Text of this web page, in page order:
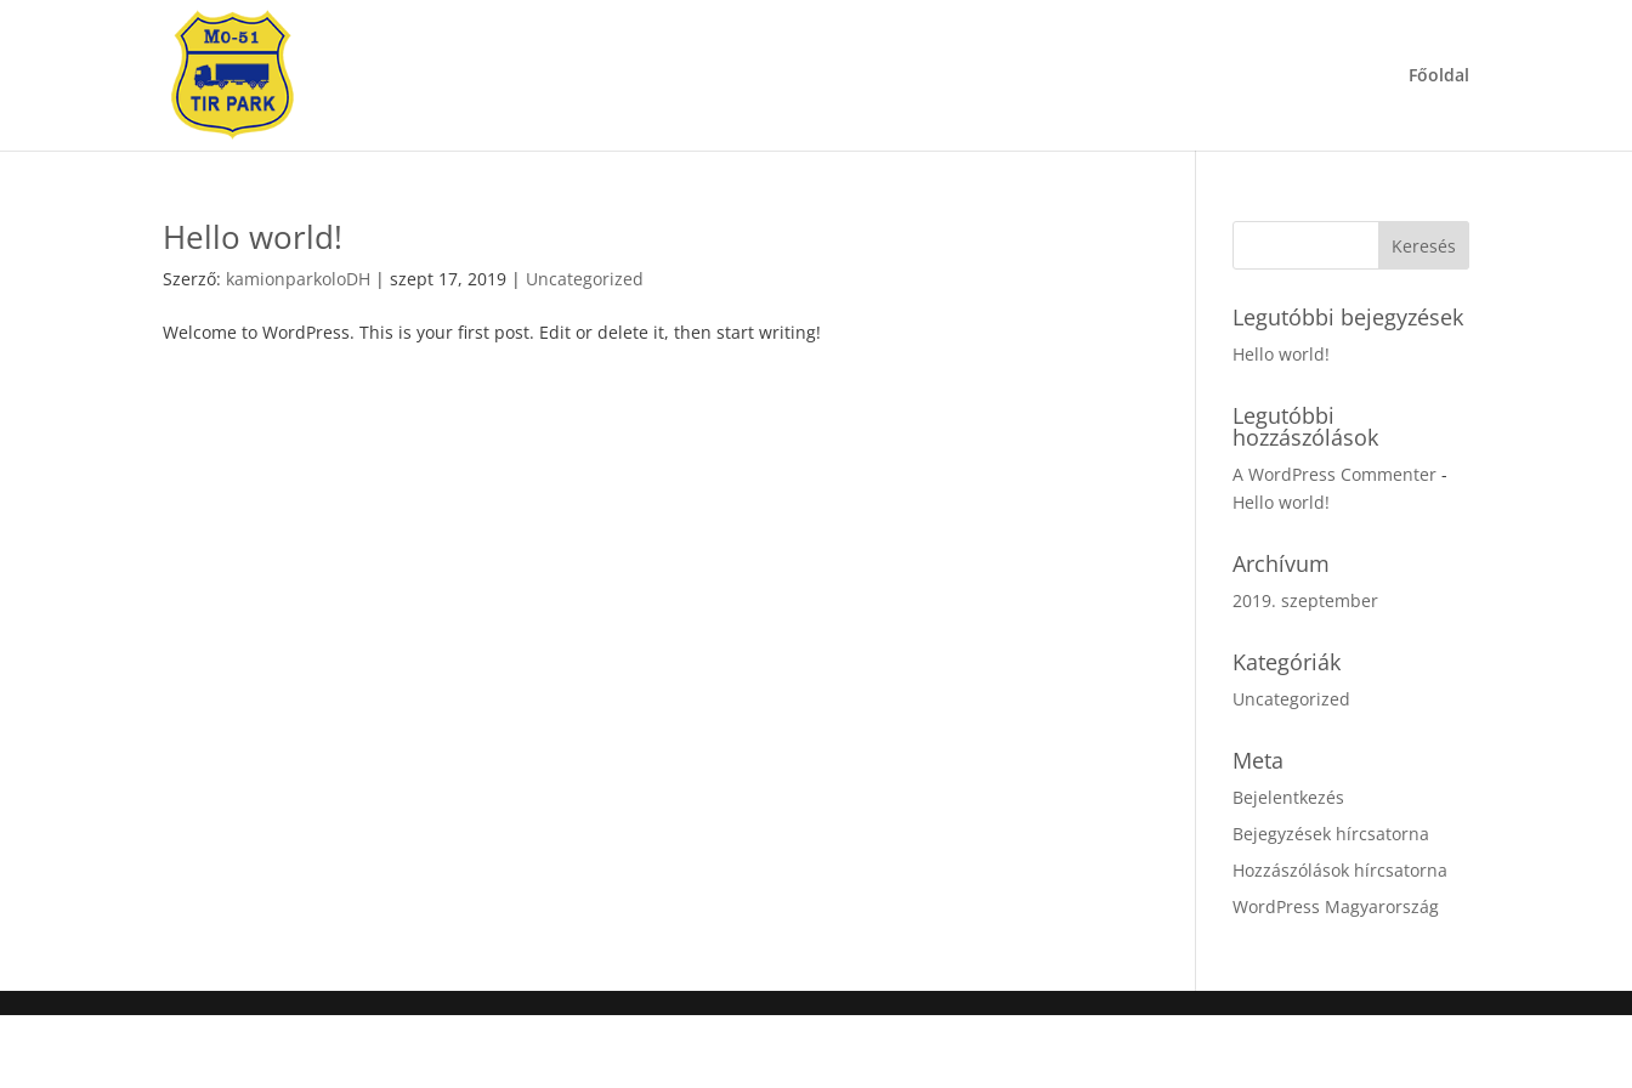
Főoldal
Hello world!
Szerző: kamionparkoloDH |szept 17, 2019 | Uncategorized
Welcome to WordPress. This is your first post. Edit or delete it, then start writing!
Legutóbbi bejegyzések
Hello world!
Legutóbbi
hozzászólások
A WordPress Commenter -
Hello world!
Archívum
2019. szeptember
Kategóriák
Uncategorized
Meta
Bejelentkezés
Bejegyzések hírcsatorna
Hozzászólások hírcsatorna
WordPress Magyarország